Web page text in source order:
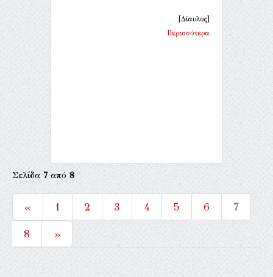
[Δίαυλος]
Περισσότερα
Σελίδα7από8
« 1 2 3 4 5 6
7
8
»